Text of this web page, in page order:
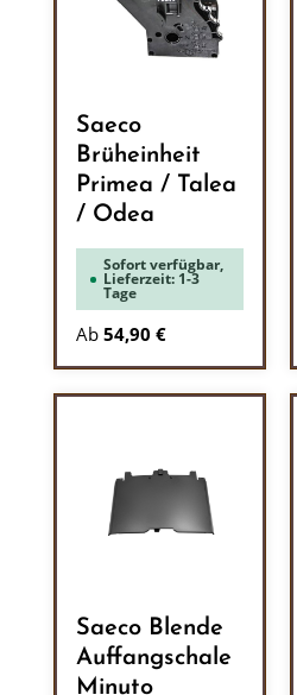
Saeco
Brüheinheit
Primea / Talea
/ Odea
Sofort verfügbar,
Lieferzeit: 1-3
Tage
Ab 54,90 €
Saeco Blende
Auffangschale
Minuto